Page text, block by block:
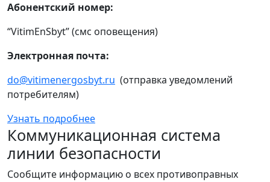
Абонентский номер:
“VitimEnSbyt” (смс оповещения)
Электронная почта:
do@vitimenergosbyt.ru (отправка уведомлений
потребителям)
Узнать подробнее
Коммуникационная система
линии безопасности
Сообщите информацию о всех противоправных